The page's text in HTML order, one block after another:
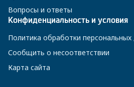
Вопросы и ответы
Конфиденциальность и условия
Политика обработки
Сообщить о несоответствии
Карта сайта